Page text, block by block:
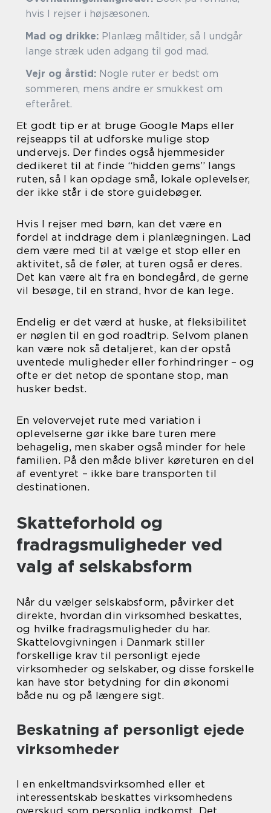
hvis I rejser i højsæsonen.
Mad og drikke: Planlæg måltider, så I undgår
lange stræk uden adgang til god mad.
Vejr og årstid: Nogle ruter er bedst om
sommeren, mens andre er smukkest om
efteråret.
Et godt tip er at bruge Google Maps eller
rejseapps til at udforske mulige stop
undervejs. Der findes også hjemmesider
dedikeret til at finde “hidden gems” langs
ruten, så I kan opdage små, lokale oplevelser,
der ikke står i de store guidebøger.
Hvis I rejser med børn, kan det være en
fordel at inddrage dem i planlægningen. Lad
dem være med til at vælge et stop eller en
aktivitet, så de føler, at turen også er deres.
Det kan være alt fra en bondegård, de gerne
vil besøge, til en strand, hvor de kan lege.
Endelig er det værd at huske, at fleksibilitet
er nøglen til en god roadtrip. Selvom planen
kan være nok så detaljeret, kan der opstå
uventede muligheder eller forhindringer – og
ofte er det netop de spontane stop, man
husker bedst.
En velovervejet rute med variation i
oplevelserne gør ikke bare turen mere
behagelig, men skaber også minder for hele
familien. På den måde bliver køreturen en del
af eventyret – ikke bare transporten til
destinationen.
Skatteforhold og
fradragsmuligheder ved
valg af selskabsform
Når du vælger selskabsform, påvirker det
direkte, hvordan din virksomhed beskattes,
og hvilke fradragsmuligheder du har.
Skattelovgivningen i Danmark stiller
forskellige krav til personligt ejede
virksomheder og selskaber, og disse forskelle
kan have stor betydning for din økonomi
både nu og på længere sigt.
Beskatning af personligt ejede
virksomheder
I en enkeltmandsvirksomhed eller et
interessentskab beskattes virksomhedens
overskud som personlig indkomst. Det